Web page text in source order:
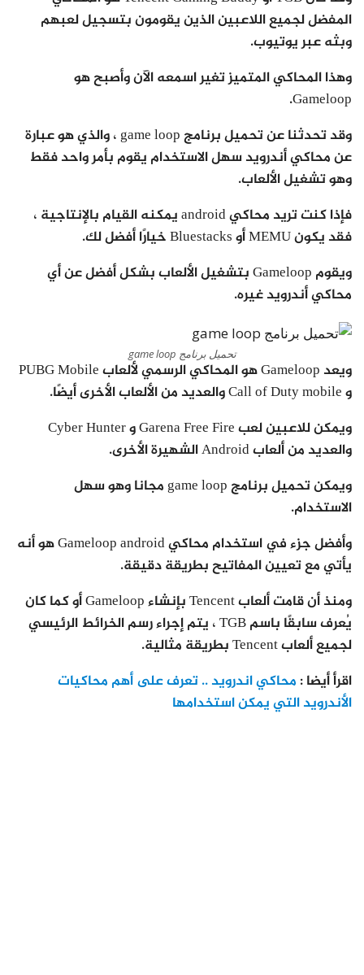
المفضل لجميع اللاعبين الذين يقومون بتسجيل لعبهم
وبثه عبر يوتيوب.
وهذا المحاكي المتميز تغير اسمعه الآن وأصبح هو
Gameloop.
وقد تحدثنا عن تحميل برنامج game loop ، والذي هو عبارة
عن محاكي أندرويد سهل الاستخدام يقوم بأمر واحد فقط
وهو تشغيل الألعاب.
فإذا كنت تريد محاكي android يمكنه القيام بالإنتاجية ،
فقد يكون MEMU أو Bluestacks خيارًا أفضل لك.
ويقوم Gameloop بتشغيل الألعاب بشكل أفضل عن أي
محاكي أندرويد غيره.
تحميل برنامج game loop
ويعد Gameloop هو المحاكي الرسمي لألعاب PUBG Mobile
و Call of Duty mobile والعديد من الألعاب الأخرى أيضًا.
ويمكن للاعبين لعب Garena Free Fire و Cyber ​​Hunter
والعديد من ألعاب Android الشهيرة الأخرى.
ويمكن تحميل برنامج game loop مجانا وهو سهل
الاستخدام.
وأفضل جزء في استخدام محاكي Gameloop android هو أنه
يأتي مع تعيين المفاتيح بطريقة دقيقة.
ومنذ أن قامت ألعاب Tencent بإنشاء Gameloop أو كما كان
يُعرف سابقًا باسم TGB ، يتم إجراء رسم الخرائط الرئيسي
لجميع ألعاب Tencent بطريقة مثالية.
اقرأ أيضا : محاكي اندرويد .. تعرف على أهم محاكيات
الأندرويد التي يمكن استخدامها